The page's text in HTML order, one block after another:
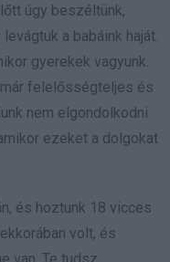
úgy beszéltünk,
a babáink haját.
gyerekek vagyunk.
felelősségteljes és
nem elgondolkodni
ezeket a dolgokat
és hoztunk 18 vicces
volt, és